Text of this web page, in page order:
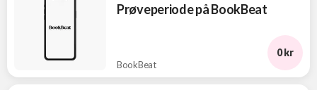
Prøveperiode på BookBeat
BookBeat
0 kr